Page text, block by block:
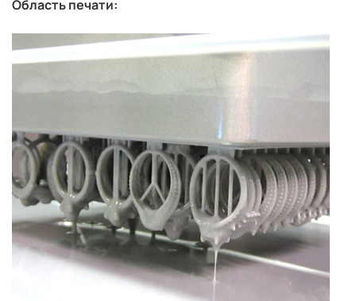
Область печати: